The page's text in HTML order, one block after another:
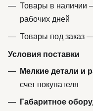
Товары в наличии
рабочих дней
Товары под заказ
Условия поставки
Мелкие детали и
счет покупателя
Габаритное